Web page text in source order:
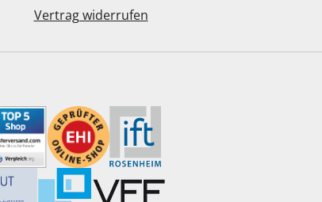
Vertrag widerrufen